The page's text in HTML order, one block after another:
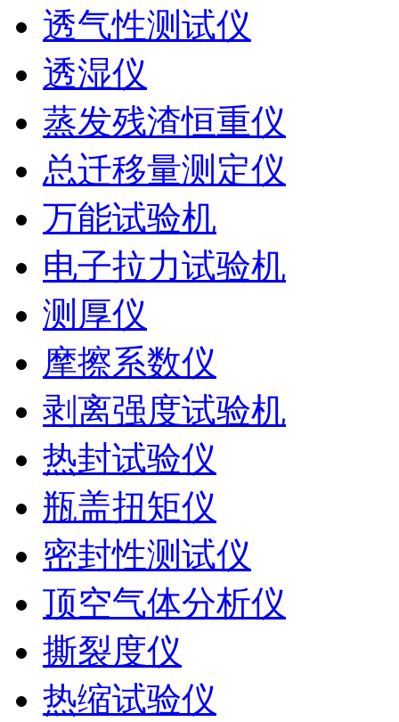
透气性测试仪
透湿仪
蒸发残渣恒重仪
总迁移量测定仪
万能试验机
电子拉力试验机
测厚仪
摩擦系数仪
剥离强度试验机
热封试验仪
瓶盖扭矩仪
密封性测试仪
顶空气体分析仪
撕裂度仪
热缩试验仪